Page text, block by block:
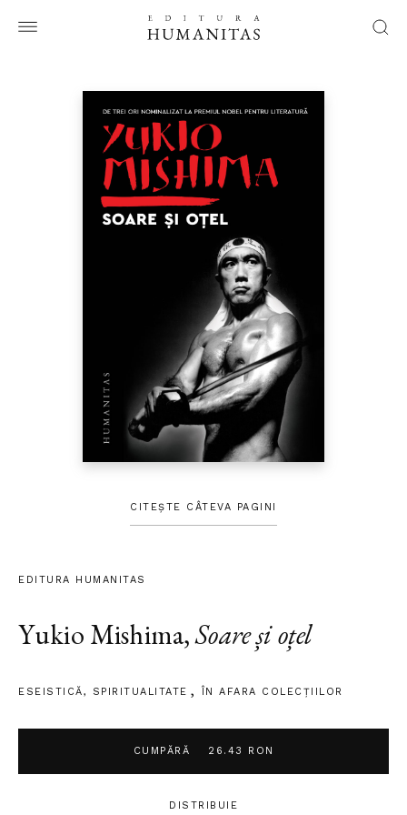
CITEȘTE CÂTEVA PAGINI
EDITURA HUMANITAS
Yukio Mishima,Soare și oțel
ESEISTICĂ, SPIRITUALITATE ÎN AFARA COLECŢIILOR
DISTRIBUIE
CUMPĂRĂ 26.43 RON